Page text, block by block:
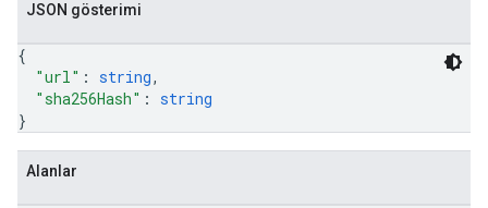
JSON gösterimi
{
"url" : string,
"sha256Hash" : string
}
Alanlar